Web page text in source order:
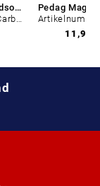
CARBON LAB Midsole Cleaner
Artikelnummer: Carbon-0
11,99